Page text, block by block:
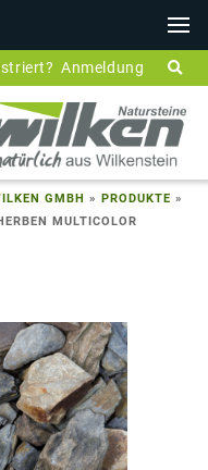
Anmeldung
GMBH » PRODUKTE »
MULTICOLOR